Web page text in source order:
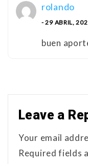
rolando
- 29 ABRIL,
buen
Leave a
Your email
Required fields